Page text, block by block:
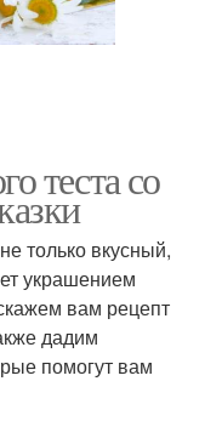
теста со
только вкусный,
украшением
вам рецепт
дадим
помогут вам